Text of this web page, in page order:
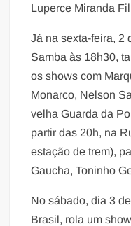
Luperce Miranda
Já na sexta-feira, 2
Samba às 18h30,
os shows com
Monarco, Nelson
velha Guarda da
partir das 20h, na
estação de trem),
Gaucha, Toninho
No sábado, dia 3
Brasil, rola um